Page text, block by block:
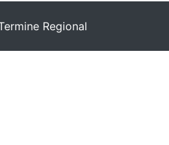
Regional